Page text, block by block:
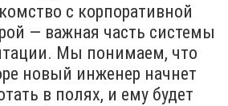
с корпоративной
— важная часть системы
Мы понимаем, что
новый инженер начнет
в полях, и ему будет